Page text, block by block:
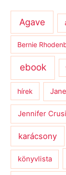
Agave
Bernie
ebook
hírek
Jennifer
karácsony
könyvlista